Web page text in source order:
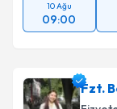
10 Ağu
09:00
Fzt.